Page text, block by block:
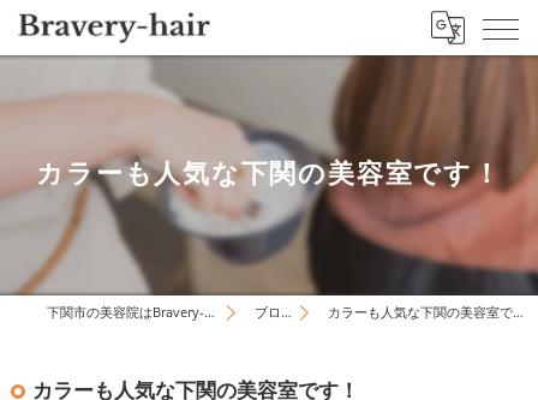
カラーも人気な下関の美容室です！
下関市の美容院はBravery-hair ブログ カラーも人気な下関の美容室です！
カラーも人気な下関の美容室です！